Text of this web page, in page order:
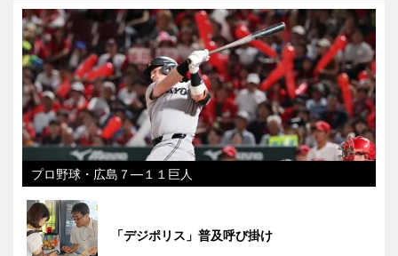
プロ野球・広島７―１１巨人
「デジポリス」普及呼び掛け